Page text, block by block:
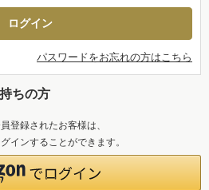
パスワードをお忘れの方はこちら
ちの方
登録されたお客様は、
インすることができます。